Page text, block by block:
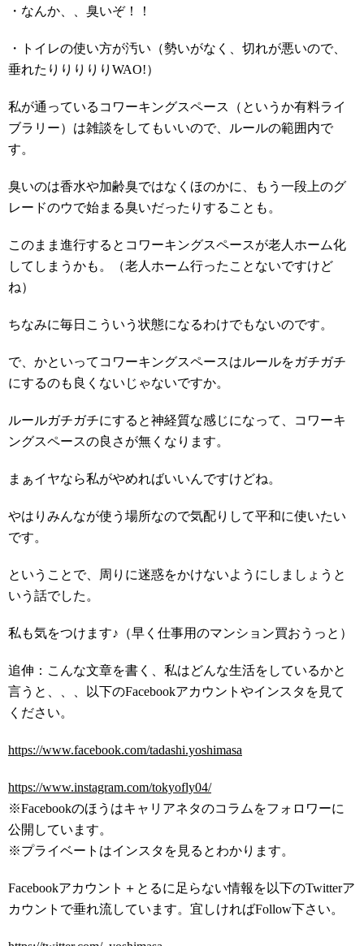
・なんか、、臭いぞ！！
・トイレの使い方が汚い（勢いがなく、切れが悪いので、
垂れたりりりりりWAO!）
私が通っているコワーキングスペース（というか有料ライ
ブラリー）は雑談をしてもいいので、ルールの範囲内で
す。
臭いのは香水や加齢臭ではなくほのかに、もう一段上のグ
レードのウで始まる臭いだったりすることも。
このまま進行するとコワーキングスペースが老人ホーム化
してしまうかも。（老人ホーム行ったことないですけど
ね）
ちなみに毎日こういう状態になるわけでもないのです。
で、かといってコワーキングスペースはルールをガチガチ
にするのも良くないじゃないですか。
ルールガチガチにすると神経質な感じになって、コワーキ
ングスペースの良さが無くなります。
まぁイヤなら私がやめればいいんですけどね。
やはりみんなが使う場所なので気配りして平和に使いたい
です。
ということで、周りに迷惑をかけないようにしましょうと
いう話でした。
私も気をつけます♪（早く仕事用のマンション買おうっと）
追伸：こんな文章を書く、私はどんな生活をしているかと
言うと、、、以下のFacebookアカウントやインスタを見て
ください。
https://www.facebook.com/tadashi.yoshimasa
https://www.instagram.com/tokyofly04/
※Facebookのほうはキャリアネタのコラムをフォロワーに
公開しています。
※プライベートはインスタを見るとわかります。
Facebookアカウント＋とるに足らない情報を以下のTwitterア
カウントで垂れ流しています。宜しければFollow下さい。